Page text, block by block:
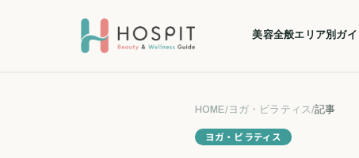
美容全般エリア別ガ
HOME/ヨガ・ピラティス/記事
ヨガ・ピラティス